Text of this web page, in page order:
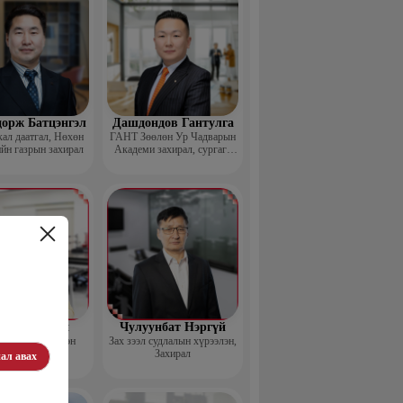
авах
Батцэнгэл
даатгал, Нөхөн
газрын захирал
Дашдондов Гантулга
ГАНТ Зөөлөн Ур Чадварын
Академи захирал, сургагч
Баясгалан
Үүсгэн
Чулуунбат Нэргүй
Зах зээл судлалын хүрээлэн,
Захирал